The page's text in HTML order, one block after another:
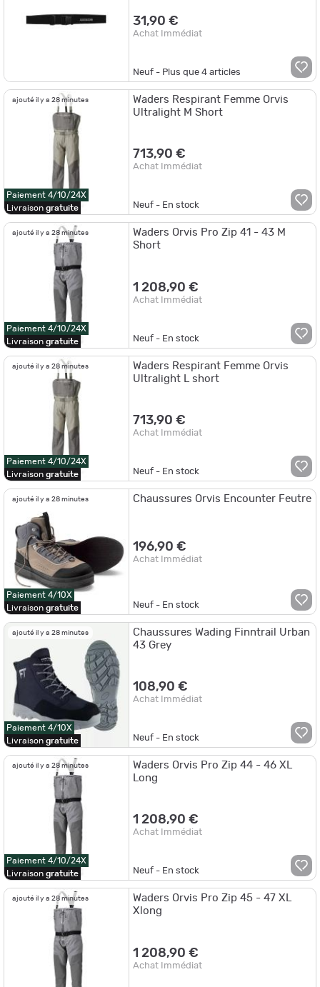
31,90 €
Achat Immédiat
Neuf - Plus que4 articles
ajouté il y a 28 minutes
Paiement 4/10/24X
Livraison gratuite
Waders Respirant Femme Orvis
Ultralight M Short
713,90 €
Achat Immédiat
Neuf - En stock
ajouté il y a 28 minutes
Paiement 4/10/24X
Livraison gratuite
Waders Orvis Pro Zip 41 - 43 M
Short
1 208,90 €
Achat Immédiat
Neuf - En stock
ajouté il y a 28 minutes
Paiement 4/10/24X
Livraison gratuite
Waders Respirant Femme Orvis
Ultralight L short
713,90 €
Achat Immédiat
Neuf - En stock
ajouté il y a 28 minutes
Paiement 4/10X
Livraison gratuite
Chaussures Orvis Encounter Feutre
196,90 €
Achat Immédiat
Neuf - En stock
ajouté il y a 28 minutes
Paiement 4/10X
Livraison gratuite
Chaussures Wading Finntrail Urban
43 Grey
108,90 €
Achat Immédiat
Neuf - En stock
ajouté il y a 28 minutes
Paiement 4/10/24X
Livraison gratuite
Waders Orvis Pro Zip 44 - 46 XL
Long
1 208,90 €
Achat Immédiat
Neuf - En stock
ajouté il y a 28 minutes
Waders Orvis Pro Zip 45 - 47 XL
Xlong
1 208,90 €
Achat Immédiat